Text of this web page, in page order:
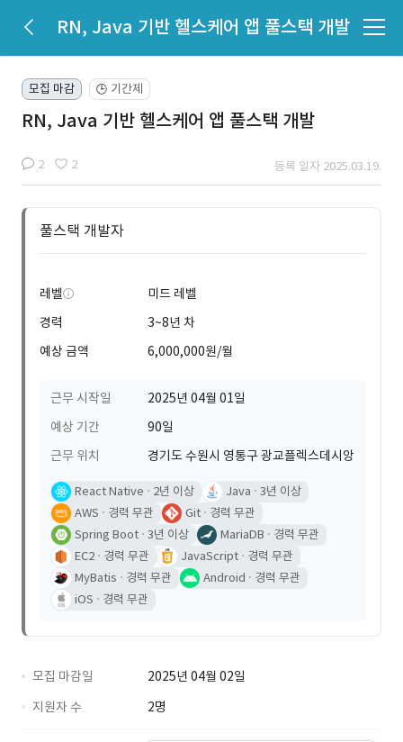
RN, Java 기반 헬스케어 앱 풀스택 개발
모집 마감 🕒 기간제
RN, Java 기반 헬스케어 앱 풀스택 개발
2 2 등록 일자 2025.03.19.
풀스택 개발자
레벨
미드 레벨
경력
3~8년 차
예상 금액
6,000,000원/월
근무 시작일
2025년 04월 01일
예상 기간
90일
근무 위치
경기도 수원시 영통구 광교플렉스데시앙
React Native 2년 이상 Java
3년 이상
AWS
경력 무관 Git
경력 무관
Spring Boot 3년 이상 MariaDB
경력 무관
EC2
경력 무관 JavaScript
경력 무관
MyBatis
경력 무관 Android
경력 무관
iOS
경력 무관
모집 마감일
2025년 04월 02일
지원자 수
2명